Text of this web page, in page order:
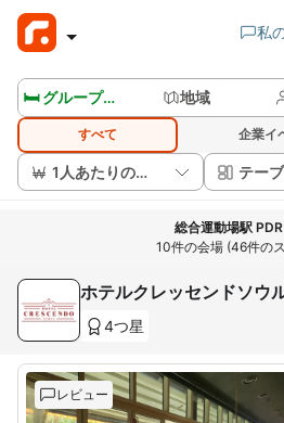
私
🛏️ グループルームを見る 地域
すべて 企業イ
1人あたりの価格
総合運動場駅
10件の会場 (46件の
ホテルクレッセンドソウ
4つ星
レビュー